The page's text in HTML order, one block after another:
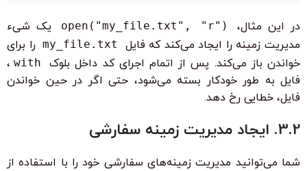
در این مثال، open("my_file.txt", "r")
یک شیء
مدیریت زمینه را ایجاد می‌کند که فایل
my_file.txt را برای
خواندن باز می‌کند. پس از اتمام اجرای کد داخل بلوک
with ،
فایل به طور خودکار بسته می‌شود، حتی اگر در حین خواندن
فایل، خطایی رخ دهد.
3.2. ایجاد مدیریت زمینه سفارشی
شما می‌توانید مدیریت زمینه‌های سفارشی خود را با استفاده از